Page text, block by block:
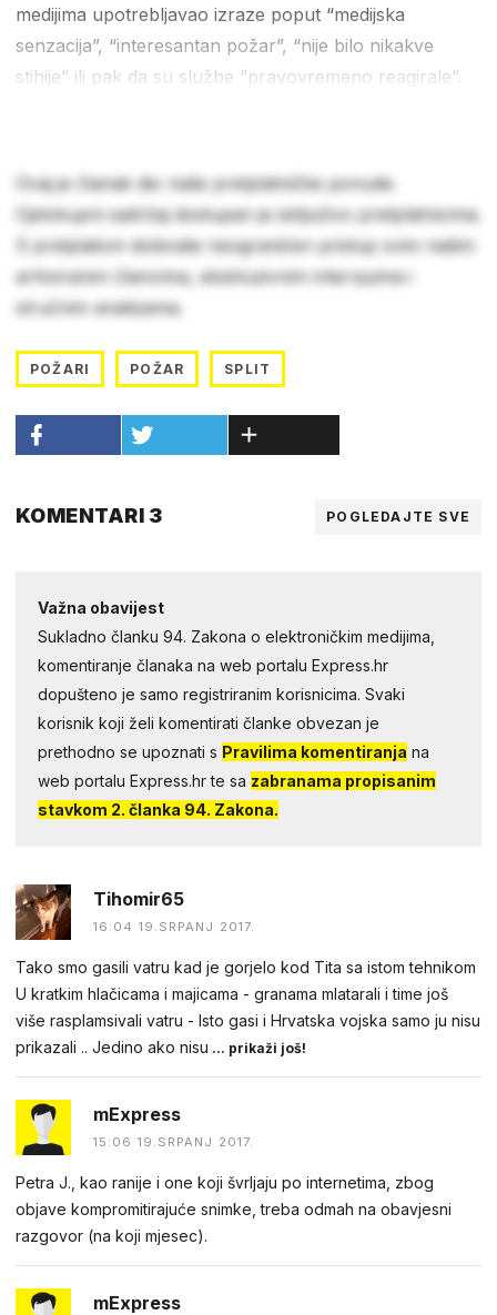
medijima upotrebljavao izraze poput “medijska
senzacija”, “interesantan požar”, “nije bilo nikakve
stihije” ili pak da su službe “pravovremeno reagirale”.
Ovaj je članak dio naše pretplatničke ponude.
Cjelokupni sadržaj dostupan je isključivo pretplatnicima.
S pretplatom dobivate neograničen pristup svim našim
arhiviranim člancima, ekskluzivnim intervjuima i
stručnim analizama.
POŽARI POŽAR SPLIT
KOMENTARI 3 POGLEDAJTE SVE
Važna obavijest
Sukladno članku 94. Zakona o elektroničkim medijima,
komentiranje članaka na web portalu Express.hr
dopušteno je samo registriranim korisnicima. Svaki
korisnik koji želi komentirati članke obvezan je
prethodno se upoznati s Pravilima komentiranja na
web portalu Express.hr te sa zabranama propisanim
stavkom 2. članka 94. Zakona.
Tihomir65
16:04 19.SRPANJ 2017.
Tako smo gasili vatru kad je gorjelo kod Tita sa istom tehnikom
U kratkim hlačicama i majicama - granama mlatarali i time još
više rasplamsivali vatru - Isto gasi i Hrvatska vojska samo ju nisu
prikazali .. Jedino ako nisu ... prikaži još!
mExpress
15:06 19.SRPANJ 2017.
Petra J., kao ranije i one koji švrljaju po internetima, zbog
objave kompromitirajuće snimke, treba odmah na obavjesni
razgovor (na koji mjesec).
mExpress